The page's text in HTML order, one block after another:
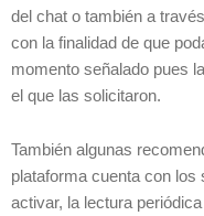
del chat o también a
con la finalidad de que
momento señalado pues
el que las solicitaron.
También algunas
plataforma cuenta con
activar, la lectura